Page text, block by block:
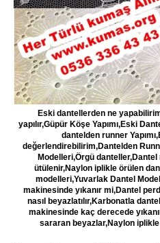
Eski dantellerden ne
yapılır,Güpür Köşe Yapımı,Eski
dantelden runner
değerlendirebilirim,Dantelden
Modelleri,Örgü danteller,Dantel
ütülenir,Naylon iplikle örülen
modelleri,Yuvarlak Dantel
makinesinde yıkanır mi,Dantel
nasıl beyazlatılır,Karbonatla
makinesinde kaç derecede
sararan beyazlar,Naylon